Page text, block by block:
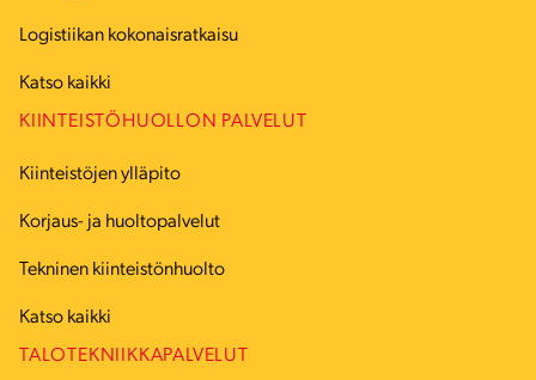
Logistiikan kokonaisratkaisu
Katso kaikki
KIINTEISTÖHUOLLON PALVELUT
Kiinteistöjen ylläpito
Korjaus- ja huoltopalvelut
Tekninen kiinteistönhuolto
Katso kaikki
TALOTEKNIIKKAPALVELUT